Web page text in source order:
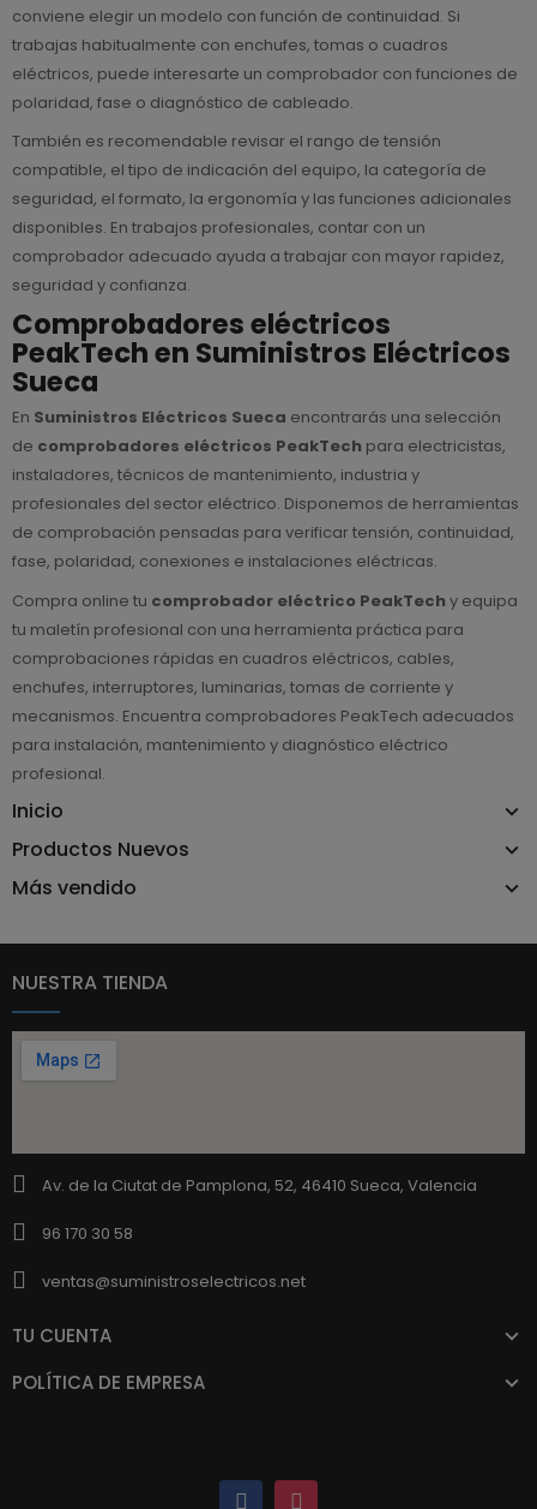
Inicio
Productos Nuevos
Más vendido
conviene elegir un modelo con función de continuidad. Si
trabajas habitualmente con enchufes, tomas o cuadros
eléctricos, puede interesarte un comprobador con funciones de
polaridad, fase o diagnóstico de cableado.
También es recomendable revisar el rango de tensión
compatible, el tipo de indicación del equipo, la categoría de
seguridad, el formato, la ergonomía y las funciones adicionales
disponibles. En trabajos profesionales, contar con un
comprobador adecuado ayuda a trabajar con mayor rapidez,
seguridad y confianza.
Comprobadores eléctricos
PeakTech en Suministros Eléctricos
Sueca
En Suministros Eléctricos Sueca encontrarás una selección
de comprobadores eléctricos PeakTech para electricistas,
instaladores, técnicos de mantenimiento, industria y
profesionales del sector eléctrico. Disponemos de herramientas
de comprobación pensadas para verificar tensión, continuidad,
fase, polaridad, conexiones e instalaciones eléctricas.
Compra online tu comprobador eléctrico PeakTech y equipa
tu maletín profesional con una herramienta práctica para
comprobaciones rápidas en cuadros eléctricos, cables,
enchufes, interruptores, luminarias, tomas de corriente y
mecanismos. Encuentra comprobadores PeakTech adecuados
para instalación, mantenimiento y diagnóstico eléctrico
profesional.
NUESTRA TIENDA
Av. de la Ciutat de Pamplona, 52, 46410 Sueca, Valencia
96 170 30 58
ventas@suministroselectricos.net
TU CUENTA
POLÍTICA DE EMPRESA